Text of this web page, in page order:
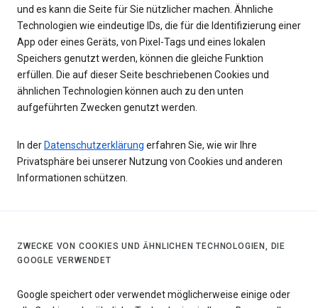
und es kann die Seite für Sie nützlicher machen. Ähnliche
Technologien wie eindeutige IDs, die für die Identifizierung einer
App oder eines Geräts, von Pixel-Tags und eines lokalen
Speichers genutzt werden, können die gleiche Funktion
erfüllen. Die auf dieser Seite beschriebenen Cookies und
ähnlichen Technologien können auch zu den unten
aufgeführten Zwecken genutzt werden.
In der Datenschutzerklärung erfahren Sie, wie wir Ihre
Privatsphäre bei unserer Nutzung von Cookies und anderen
Informationen schützen.
ZWECKE VON COOKIES UND ÄHNLICHEN TECHNOLOGIEN, DIE
GOOGLE VERWENDET
Google speichert oder verwendet möglicherweise einige oder